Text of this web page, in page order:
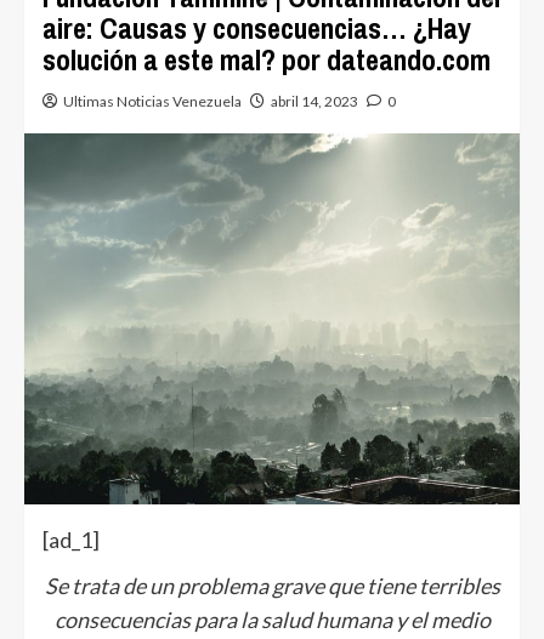
aire: Causas y consecuencias… ¿Hay
solución a este mal? por dateando.com
Ultimas Noticias Venezuela abril 14, 2023 0
[ad_1]
Se trata de un problema grave que tiene terribles
consecuencias para la salud humana y el medio